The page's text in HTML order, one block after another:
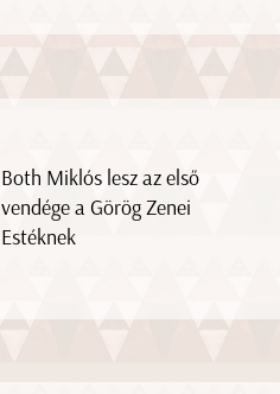
Both Miklós lesz az első
vendége a Görög Zenei
Estéknek